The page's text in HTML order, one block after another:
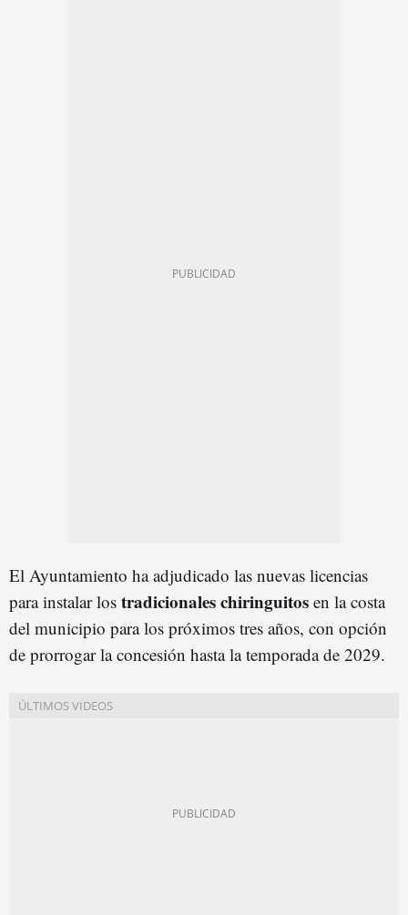
El Ayuntamiento ha adjudicado las nuevas licencias
para instalar los tradicionales chiringuitos en la costa
del municipio para los próximos tres años, con opción
de prorrogar la concesión hasta la temporada de 2029.